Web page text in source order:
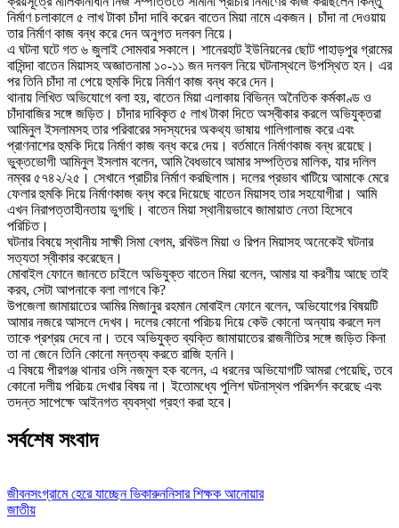
নির্মাণ চলাকালে ৫ লাখ টাকা চাঁদা দাবি করেন বাতেন মিয়া নামে একজন। চাঁদা না দেওয়ায়
তার নির্মাণ কাজ বন্ধ করে দেন অনুগত দলবল নিয়ে।
এ ঘটনা ঘটে গত ৬ জুলাই সোমবার সকালে। শানেরহাট ইউনিয়নের ছোট পাহাড়পুর গ্রামের
বাসিন্দা বাতেন মিয়াসহ অজ্ঞাতনামা ১০-১১ জন দলবল নিয়ে ঘটনাস্থলে উপস্থিত হন। এর
পর তিনি চাঁদা না পেয়ে হুমকি দিয়ে নির্মাণ কাজ বন্ধ করে দেন।
থানায় লিখিত অভিযোগে বলা হয়, বাতেন মিয়া এলাকায় বিভিন্ন অনৈতিক কর্মকাণ্ড ও
চাঁদাবাজির সঙ্গে জড়িত। চাঁদার দাবিকৃত ৫ লাখ টাকা দিতে অস্বীকার করলে অভিযুক্তরা
আমিনুল ইসলামসহ তার পরিবারের সদস্যদের অকথ্য ভাষায় গালিগালাজ করে এবং
প্রাণনাশের হুমকি দিয়ে নির্মাণ কাজ বন্ধ করে দেয়। বর্তমানে নির্মাণকাজ বন্ধ রয়েছে।
ভুক্তভোগী আমিনুল ইসলাম বলেন, আমি বৈধভাবে আমার সম্পত্তির মালিক, যার দলিল
নম্বর ৫৭৪২/২৫। সেখানে প্রাচীর নির্মাণ করছিলাম। দলের প্রভাব খাটিয়ে আমাকে মেরে
ফেলার হুমকি দিয়ে নির্মাণকাজ বন্ধ করে দিয়েছে বাতেন মিয়াসহ তার সহযোগীরা। আমি
এখন নিরাপত্তাহীনতায় ভুগছি। বাতেন মিয়া স্থানীয়ভাবে জামায়াত নেতা হিসেবে
পরিচিত।
ঘটনার বিষয়ে স্থানীয় সাক্ষী সিমা বেগম, রবিউল মিয়া ও রিপন মিয়াসহ অনেকেই ঘটনার
সত্যতা স্বীকার করেছেন।
মোবাইল ফোনে জানতে চাইলে অভিযুক্ত বাতেন মিয়া বলেন, আমার যা করণীয় আছে তাই
করব, সেটা আপনাকে বলা লাগবে কি?
উপজেলা জামায়াতের আমির মিজানুর রহমান মোবাইল ফোনে বলেন, অভিযোগের বিষয়টি
আমার নজরে আসলে দেখব। দলের কোনো পরিচয় দিয়ে কেউ কোনো অন্যায় করলে দল
তাকে প্রশ্রয় দেবে না। তবে অভিযুক্ত ব্যক্তি জামায়াতের রাজনীতির সঙ্গে জড়িত কিনা
তা না জেনে তিনি কোনো মন্তব্য করতে রাজি হননি।
এ বিষয়ে পীরগঞ্জ থানার ওসি নজমুল হক বলেন, এ ধরনের অভিযোগটি আমরা পেয়েছি, তবে
কোনো দলীয় পরিচয় দেখার বিষয় না। ইতোমধ্যে পুলিশ ঘটনাস্থল পরিদর্শন করেছে এবং
তদন্ত সাপেক্ষে আইনগত ব্যবস্থা গ্রহণ করা হবে।
সর্বশেষ সংবাদ
জীবনসংগ্রামে হেরে যাচ্ছেন ভিকারুননিসার শিক্ষক আনোয়ার
জাতীয়